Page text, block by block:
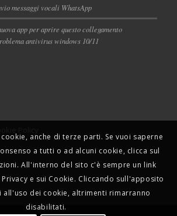
messaggi vocali WhatsApp
app per aprire questo collegamento
antivirus windows 10/11
anche di terze parti. Se vuoi saperne
a tutti o ad alcuni cookie, clicca sul
All'interno del sito c'è sempre un link
e sui Cookie. Cliccando sull'apposito
all'uso dei cookie, altrimenti rimarranno
disabilitati.